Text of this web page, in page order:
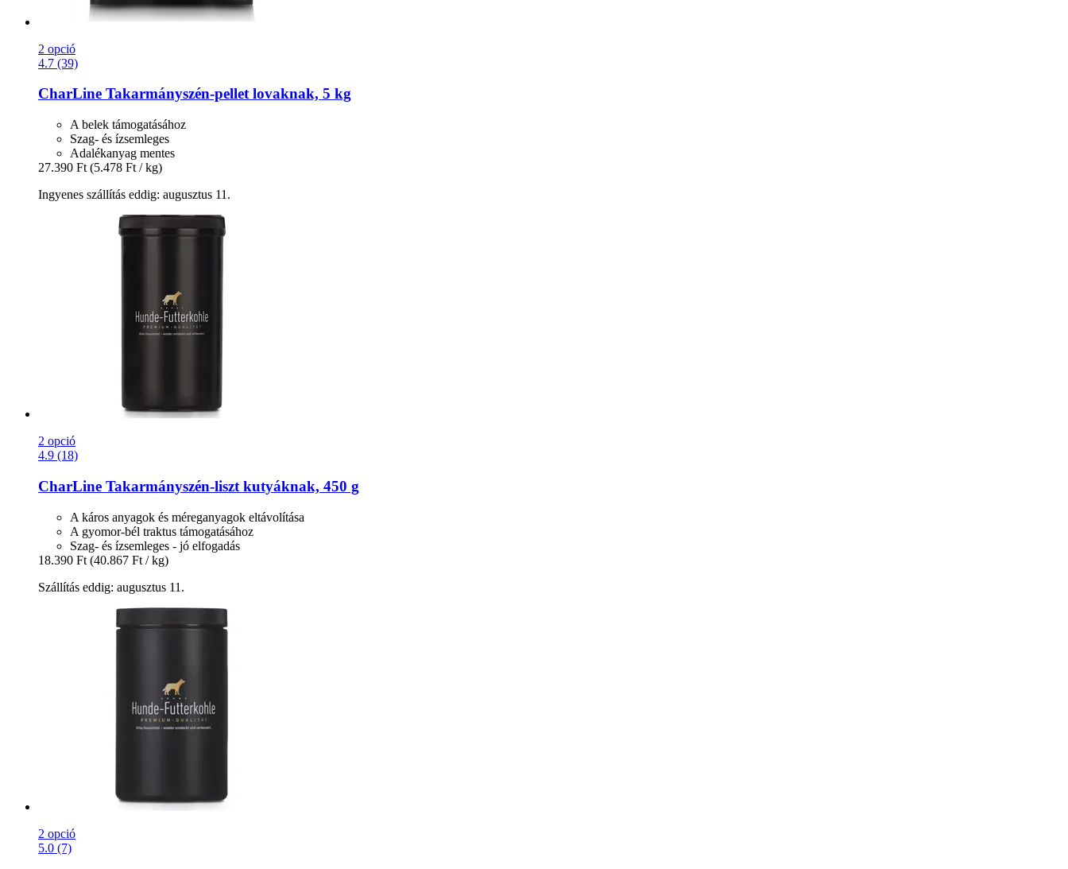
2 opció
4.7 (39)
CharLine Takarmányszén-​pellet lovaknak, 5 kg
A belek támogatásához
Szag- és ízsemleges
Adalékanyag mentes
27.390 Ft (5.478 Ft / kg)
Ingyenes szállítás eddig: augusztus 11.
2 opció
4.9 (18)
CharLine Takarmányszén-​liszt kutyáknak, 450 g
A káros anyagok és méreganyagok eltávolítása
A gyomor-bél traktus támogatásához
Szag- és ízsemleges - jó elfogadás
18.390 Ft (40.867 Ft / kg)
Szállítás eddig: augusztus 11.
2 opció
5.0 (7)